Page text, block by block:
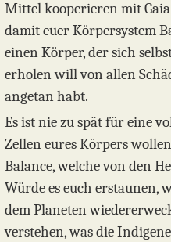
Mittel kooperieren mit
damit euer Körpersystem
einen Körper, der sich
erholen will von allen
angetan habt.
Es ist nie zu spät für eine
Zellen eures Körpers
Balance, welche von den
Würde es euch erstaunen,
dem Planeten
verstehen, was die